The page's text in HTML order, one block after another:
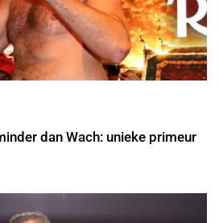
dan Wach: unieke primeur